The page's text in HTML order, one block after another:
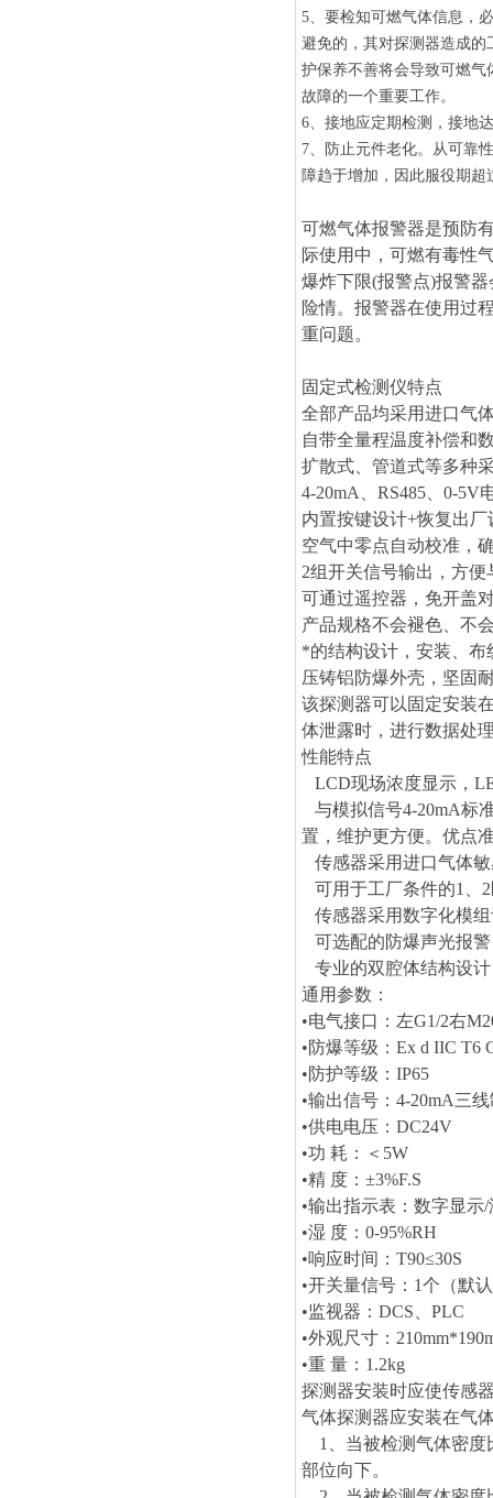
5、要检知可燃气体信息，
避免的，其对探测器造成
护保养不善将会导致可燃
故障的一个重要工作。
6、接地应定期检测，接地
7、防止元件老化。从可靠
障趋于增加，因此服役期
可燃气体报警器是预防
际使用中，可燃有毒性
爆炸下限(报警点)报警
险情。报警器在使用过
重问题。
固定式检测仪特点
全部产品均采用进口气
自带全量程温度补偿和
扩散式、管道式等多种
4-20mA、RS485、0-5V
内置按键设计+恢复出
空气中零点自动校准，
2组开关信号输出，方
可通过遥控器，免开盖
产品规格不会褪色、不
*的结构设计，安装、
压铸铝防爆外壳，坚固
该探测器可以固定安装
体泄露时，进行数据处
性能特点
LCD现场浓度显示，
与模拟信号4-20mA标
置，维护更方便。优点
传感器采用进口气体
可用于工厂条件的1、
传感器采用数字化模
可选配的防爆声光报
专业的双腔体结构设
通用参数：
•电气接口：左G1/2右
•防爆等级：Ex d IIC T6
•防护等级：IP65
•输出信号：4-20mA三
•供电电压：DC24V
•功 耗：＜5W
•精 度：±3%F.S
•输出指示表：数字显示
•湿 度：0-95%RH
•响应时间：T90≤30S
•开关量信号：1个（默
•监视器：DCS、PLC
•外观尺寸：
•重 量：1.2kg
探测器安装时应使传感
气体探测器应安装在气
1、当被检测气体密度
部位向下。